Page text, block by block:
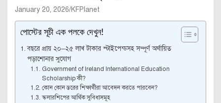
January 20, 2026 KFPlanet
পোস্টের সূচী এক পলকে দেখুন!
বছরে প্রায় ২০–২৫ লাখ টাকার স্টাইপেন্ডসহ সম্পূর্ণ অর্থায়িত
পড়াশোনার সুযোগ
Government of Ireland International Education
Scholarship কী?
কোন কোন স্তরের শিক্ষার্থীরা আবেদন করতে পারবেন?
স্কলারশিপের আর্থিক সুবিধাসমূহ